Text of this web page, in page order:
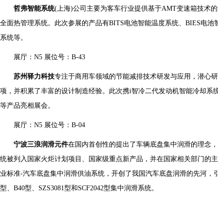
哲弗智能系统(上海)公司主要为客车行业提供基于AMT变速箱技术
全面热管理系统。此次参展的产品有BITS电池智能温度系统、BIES电
系统等。
展厅：N5 展位号：B-43
苏州驿力科技专注于商用车领域的节能减排技术研发与应用，潜心
项，并积累了丰富的设计制造经验。此次携i智冷二代发动机智能冷却系
等产品亮相展会。
展厅：N5 展位号：B-04
宁波三浪润滑元件在国内首创性的提出了车辆底盘集中润滑的理念
统被列入国家火炬计划项目、国家级重点新产品，并在国家相关部门的
业标准-汽车底盘集中润滑供油系统，开创了我国汽车底盘润滑的先河
型、B40型、SZS3081型和SCF2042型集中润滑系统。